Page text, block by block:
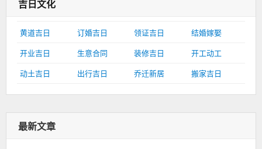
吉日文化
黄道吉日 订婚吉日 领证吉日
结婚嫁娶
开业吉日
生意合同 装修吉日
开工动工
动土吉日
出行吉日 乔迁新居 搬家吉日
最新文章